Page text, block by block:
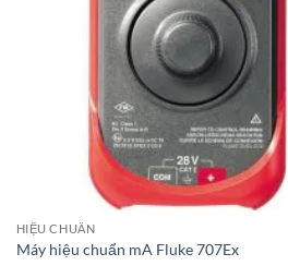
HIỆU CHUẨN
Máy hiệu chuẩn mA Fluke 707Ex